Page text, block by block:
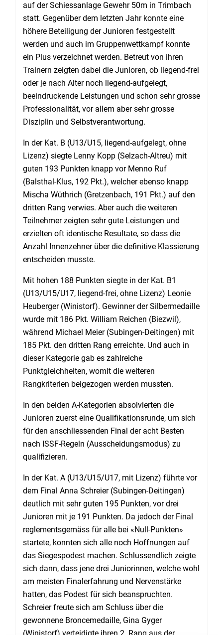
auf der Schiessanlage Gewehr 50m in Trimbach
statt. Gegenüber dem letzten Jahr konnte eine
höhere Beteiligung der Junioren festgestellt
werden und auch im Gruppenwettkampf konnte
ein Plus verzeichnet werden. Betreut von ihren
Trainern zeigten dabei die Junioren, ob liegend-frei
oder je nach Alter noch liegend-aufgelegt,
beeindruckende Leistungen und schon sehr grosse
Professionalität, vor allem aber sehr grosse
Disziplin und Selbstverantwortung.
In der Kat. B (U13/U15, liegend-aufgelegt, ohne
Lizenz) siegte Lenny Kopp (Selzach-Altreu) mit
guten 193 Punkten knapp vor Menno Ruf
(Balsthal-Klus, 192 Pkt.), welcher ebenso knapp
Mischa Wüthrich (Gretzenbach, 191 Pkt.) auf den
dritten Rang verwies. Aber auch die weiteren
Teilnehmer zeigten sehr gute Leistungen und
erzielten oft identische Resultate, so dass die
Anzahl Innenzehner über die definitive Klassierung
entscheiden musste.
Mit hohen 188 Punkten siegte in der Kat. B1
(U13/U15/U17, liegend-frei, ohne Lizenz) Leonie
Heuberger (Winistorf). Gewinner der Silbermedaille
wurde mit 186 Pkt. William Reichen (Biezwil),
während Michael Meier (Subingen-Deitingen) mit
185 Pkt. den dritten Rang erreichte. Und auch in
dieser Kategorie gab es zahlreiche
Punktgleichheiten, womit die weiteren
Rangkriterien beigezogen werden mussten.
In den beiden A-Kategorien absolvierten die
Junioren zuerst eine Qualifikationsrunde, um sich
für den anschliessenden Final der acht Besten
nach ISSF-Regeln (Ausscheidungsmodus) zu
qualifizieren.
In der Kat. A (U13/U15/U17, mit Lizenz) führte vor
dem Final Anna Schreier (Subingen-Deitingen)
deutlich mit sehr guten 195 Punkten, vor drei
Junioren mit je 191 Punkten. Da jedoch der Final
reglementsgemäss für alle bei «Null-Punkten»
startete, konnten sich alle noch Hoffnungen auf
das Siegespodest machen. Schlussendlich zeigte
sich dann, dass jene drei Juniorinnen, welche wohl
am meisten Finalerfahrung und Nervenstärke
hatten, das Podest für sich beanspruchten.
Schreier freute sich am Schluss über die
gewonnene Broncemedaille, Gina Gyger